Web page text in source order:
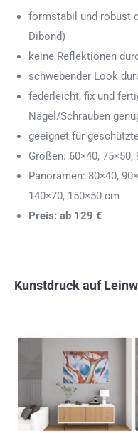
formstabil und robust
Dibond)
keine Reflektionen
schwebender Look
federleicht, fix und
Nägel/Schrauben
geeignet für
Größen: 60×40, 75×50,
Panoramen: 80×40,
140×70, 150×50 cm
Preis: ab 129 €
Kunstdruck auf